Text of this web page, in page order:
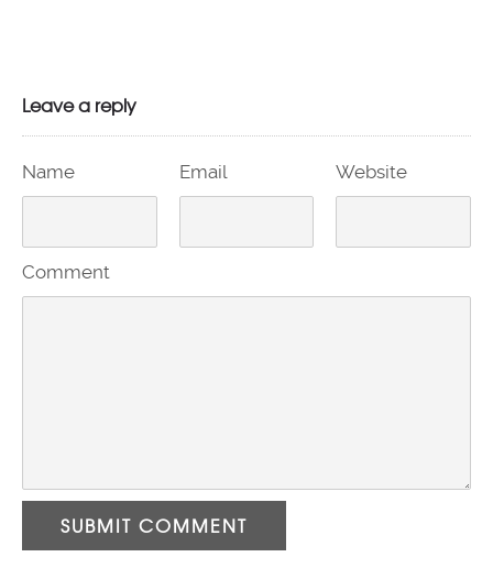
Leave a reply
Name Email Website
Comment
SUBMIT COMMENT